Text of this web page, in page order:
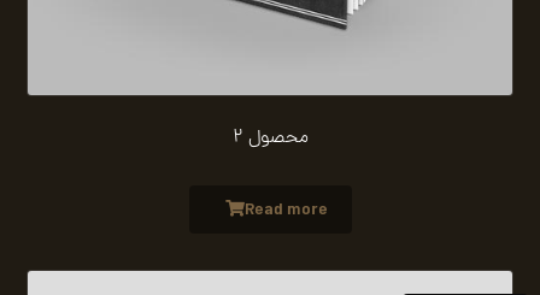
محصول 2
Read more